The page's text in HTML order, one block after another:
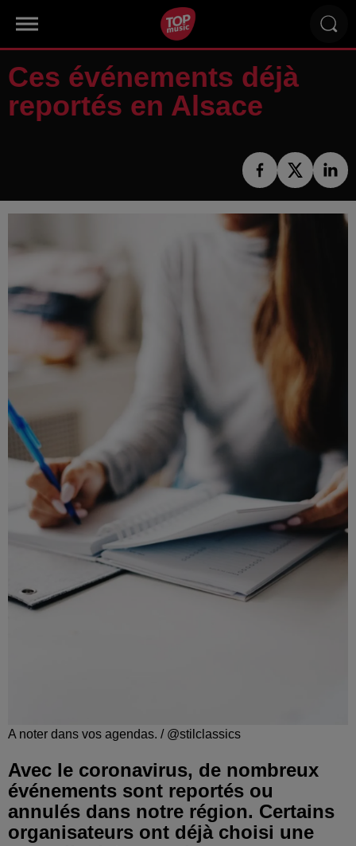
Ces événements déjà
reportés en Alsace
A noter dans vos agendas. / @stilclassics
Avec le coronavirus, de nombreux
événements sont reportés ou
annulés dans notre région. Certains
organisateurs ont déjà choisi une